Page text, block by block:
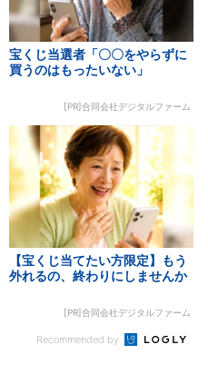
宝くじ当選者「〇〇をやらずに
買うのはもったいない」
[PR]合同会社デジタルファーム
【宝くじ当てたい方限定】もう
外れるの、終わりにしませんか
[PR]合同会社デジタルファーム
Recommended by